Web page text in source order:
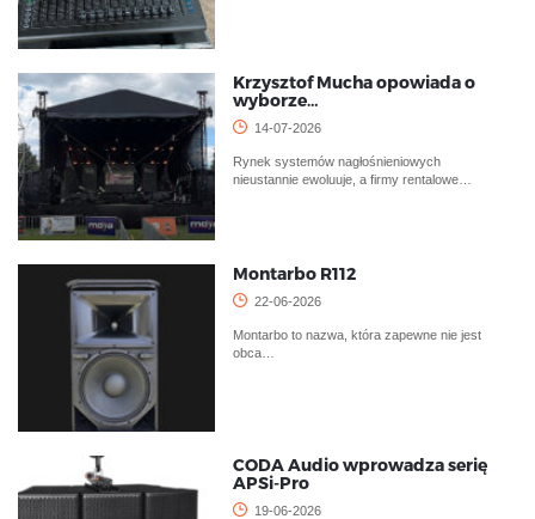
Krzysztof Mucha opowiada o
wyborze…
14-07-2026
Rynek systemów nagłośnieniowych
nieustannie ewoluuje, a firmy rentalowe…
Montarbo R112
22-06-2026
Montarbo to nazwa, która zapewne nie jest
obca…
CODA Audio wprowadza serię
APSi-Pro
19-06-2026